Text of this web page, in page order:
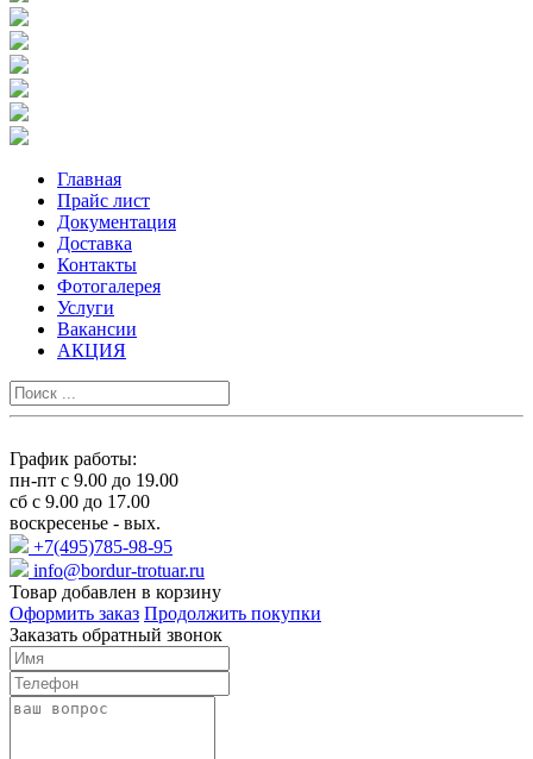
Главная
Прайс лист
Документация
Доставка
Контакты
Фотогалерея
Услуги
Вакансии
АКЦИЯ
График работы:
пн-пт с 9.00 до 19.00
сб с 9.00 до 17.00
воскресенье - вых.
+7(495)785-98-95
info@bordur-trotuar.ru
Товар добавлен в корзину
Оформить заказ Продолжить покупки
Заказать обратный звонок